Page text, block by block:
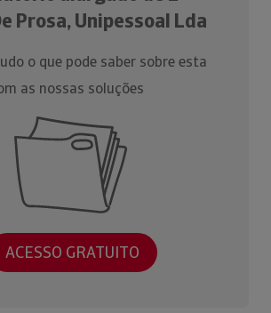
Prosa, Unipessoal Lda
o que pode saber sobre esta
as nossas soluções
ACESSO GRATUITO